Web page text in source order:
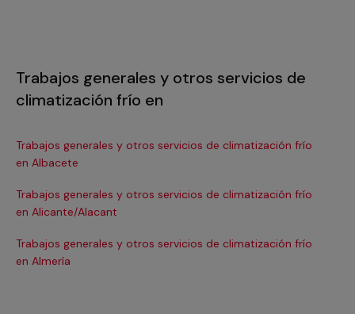
Trabajos generales y otros servicios de
climatización frío en
Trabajos generales y otros servicios de climatización frío
en Albacete
Trabajos generales y otros servicios de climatización frío
en Alicante/Alacant
Trabajos generales y otros servicios de climatización frío
en Almería